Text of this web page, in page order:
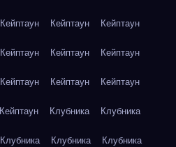
Кейптаун Кейптаун Кейптаун
Кейптаун Кейптаун Кейптаун
Кейптаун Кейптаун Кейптаун
Кейптаун Клубника Клубника
Клубника Клубника Клубника